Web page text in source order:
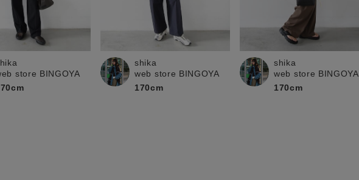
store BINGOYA
shika
web store BINGOYA
170cm
shika
web store BINGOYA
170cm